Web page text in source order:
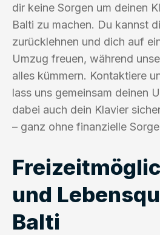
dir keine Sorgen um deinen
Balti zu machen. Du kannst
zurücklehnen und dich auf
Umzug freuen, während
alles kümmern. Kontaktiere
lass uns gemeinsam deinen
dabei auch dein Klavier
– ganz ohne finanzielle
und
Balti